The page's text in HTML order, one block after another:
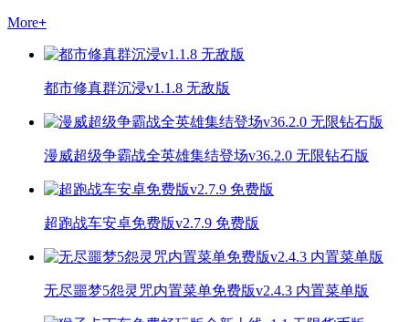
More+
都市修真群沉浸v1.1.8 无敌版
漫威超级争霸战全英雄集结登场v36.2.0 无限钻石版
超跑战车安卓免费版v2.7.9 免费版
无尽噩梦5怨灵咒内置菜单免费版v2.4.3 内置菜单版